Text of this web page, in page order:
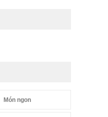
Món ngon